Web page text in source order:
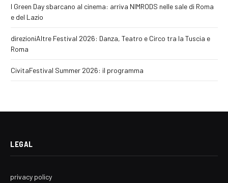
I Green Day sbarcano al cinema: arriva NIMRODS nelle sale di Roma
e del Lazio
direzioniAltre Festival 2026: Danza, Teatro e Circo tra la Tuscia e
Roma
CivitaFestival Summer 2026: il programma
LEGAL
privacy policy